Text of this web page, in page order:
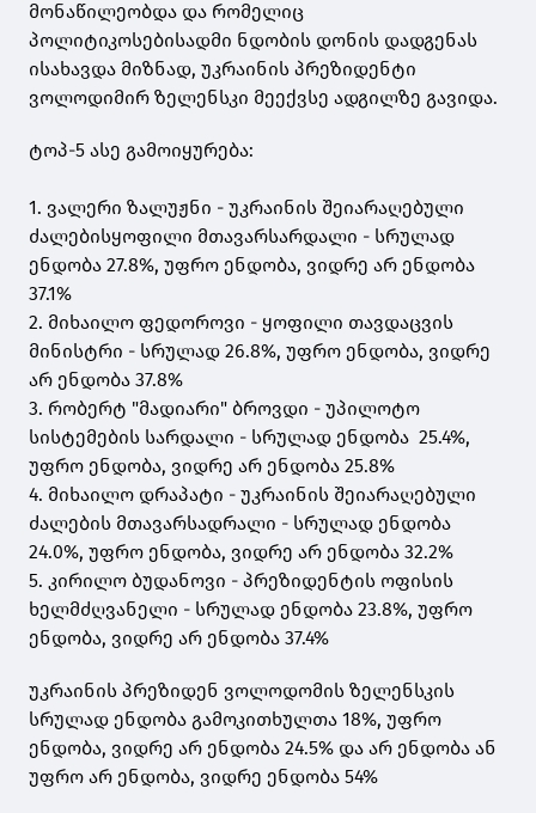
მონაწილეობდა და რომელიც
პოლიტიკოსებისადმი ნდობის დონის დადგენას
ისახავდა მიზნად, უკრაინის პრეზიდენტი
ვოლოდიმირ ზელენსკი მეექვსე ადგილზე გავიდა.
ტოპ-5 ასე გამოიყურება:
1. ვალერი ზალუჟნი - უკრაინის შეიარაღებული
ძალებისყოფილი მთავარსარდალი - სრულად
ენდობა 27.8%, უფრო ენდობა, ვიდრე არ ენდობა
37.1%
2. მიხაილო ფედოროვი - ყოფილი თავდაცვის
მინისტრი - სრულად 26.8%, უფრო ენდობა, ვიდრე
არ ენდობა 37.8%
3. რობერტ "მადიარი" ბროვდი - უპილოტო
სისტემების სარდალი - სრულად ენდობა 25.4%,
უფრო ენდობა, ვიდრე არ ენდობა 25.8%
4. მიხაილო დრაპატი - უკრაინის შეიარაღებული
ძალების მთავარსადრალი - სრულად ენდობა
24.0%, უფრო ენდობა, ვიდრე არ ენდობა 32.2%
5. კირილო ბუდანოვი - პრეზიდენტის ოფისის
ხელმძღვანელი - სრულად ენდობა 23.8%, უფრო
ენდობა, ვიდრე არ ენდობა 37.4%
უკრაინის პრეზიდენ ვოლოდომის ზელენსკის
სრულად ენდობა გამოკითხულთა 18%, უფრო
ენდობა, ვიდრე არ ენდობა 24.5% და არ ენდობა ან
უფრო არ ენდობა, ვიდრე ენდობა 54%